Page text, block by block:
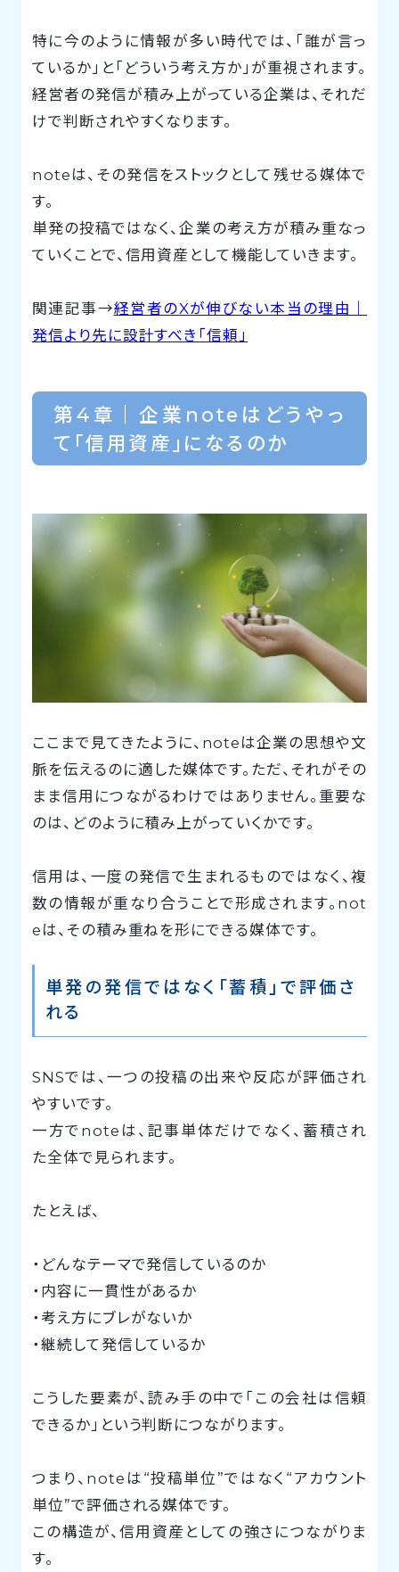
特に今のように情報が多い時代では、「誰が言っ
ているか」と「どういう考え方か」が重視されます。
経営者の発信が積み上がっている企業は、それだ
けで判断されやすくなります。
noteは、その発信をストックとして残せる媒体で
す。
単発の投稿ではなく、企業の考え方が積み重なっ
ていくことで、信用資産として機能していきます。
関連記事→経営者のXが伸びない本当の理由｜
発信より先に設計すべき「信頼」
第4章｜企業noteはどうやっ
て「信用資産」になるのか
ここまで見てきたように、noteは企業の思想や文
脈を伝えるのに適した媒体です。ただ、それがその
まま信用につながるわけではありません。重要な
のは、どのように積み上がっていくかです。
信用は、一度の発信で生まれるものではなく、複
数の情報が重なり合うことで形成されます。not
eは、その積み重ねを形にできる媒体です。
単発の発信ではなく「蓄積」で評価さ
れる
SNSでは、一つの投稿の出来や反応が評価され
やすいです。
一方でnoteは、記事単体だけでなく、蓄積され
た全体で見られます。
たとえば、
・どんなテーマで発信しているのか
・内容に一貫性があるか
・考え方にブレがないか
・継続して発信しているか
こうした要素が、読み手の中で「この会社は信頼
できるか」という判断につながります。
つまり、noteは“投稿単位”ではなく“アカウント
単位”で評価される媒体です。
この構造が、信用資産としての強さにつながりま
す。